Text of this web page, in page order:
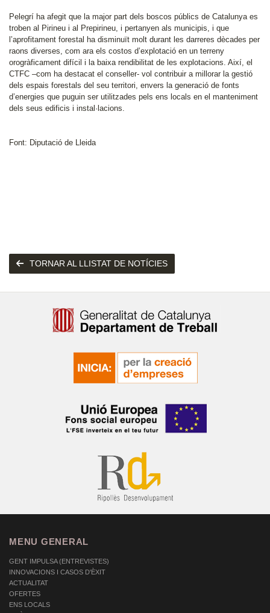
Pelegrí ha afegit que la major part dels boscos públics de Catalunya es
troben al Pirineu i al Prepirineu, i pertanyen als municipis, i que
l’aprofitament forestal ha disminuït molt durant les darreres dècades per
raons diverses, com ara els costos d’explotació en un terreny
orogràficament difícil i la baixa rendibilitat de les explotacions. Així, el
CTFC –com ha destacat el conseller- vol contribuir a millorar la gestió
dels espais forestals del seu territori, envers la generació de fonts
d’energies que puguin ser utilitzades pels ens locals en el manteniment
dels seus edificis i instal·lacions.
Font: Diputació de Lleida
TORNAR AL LLISTAT DE NOTÍCIES
MENU GENERAL
GENT IMPULSA (ENTREVISTES)
INNOVACIONS I CASOS D'ÈXIT
ACTUALITAT
OFERTES
ENS LOCALS